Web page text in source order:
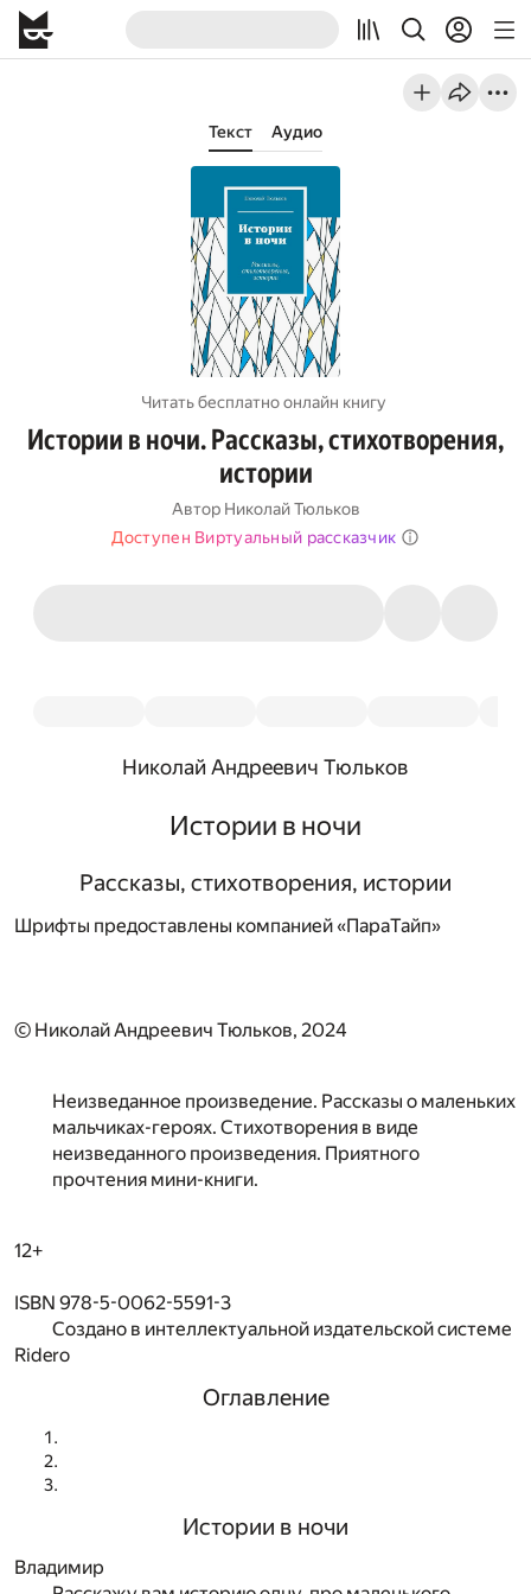
Текст Аудио
Читать бесплатно онлайн книгу
Истории в ночи. Рассказы, стихотворения,
истории
Автор Николай Тюльков
Доступен Виртуальный рассказчик
Николай Андреевич Тюльков
Истории в ночи
Рассказы, стихотворения, истории
Шрифты предоставлены компанией «ПараТайп»
© Николай Андреевич Тюльков, 2024
Неизведанное произведение. Рассказы о маленьких
мальчиках-героях. Стихотворения в виде
неизведанного произведения. Приятного
прочтения мини-книги.
12+
ISBN 978-5-0062-5591-3
Создано в интеллектуальной издательской системе
Ridero
Оглавление
Истории в ночи
Владимир